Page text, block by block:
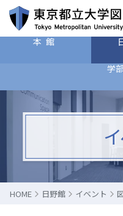
本館
学
HOME 日野館 イベント